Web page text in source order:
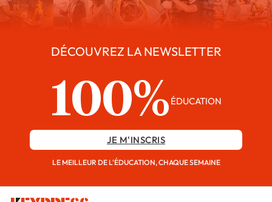
DÉCOUVREZ LA NEWSLETTER
100% ÉDUCATION
JE M'INSCRIS
LE MEILLEUR DE L'ÉDUCATION, CHAQUE SEMAINE